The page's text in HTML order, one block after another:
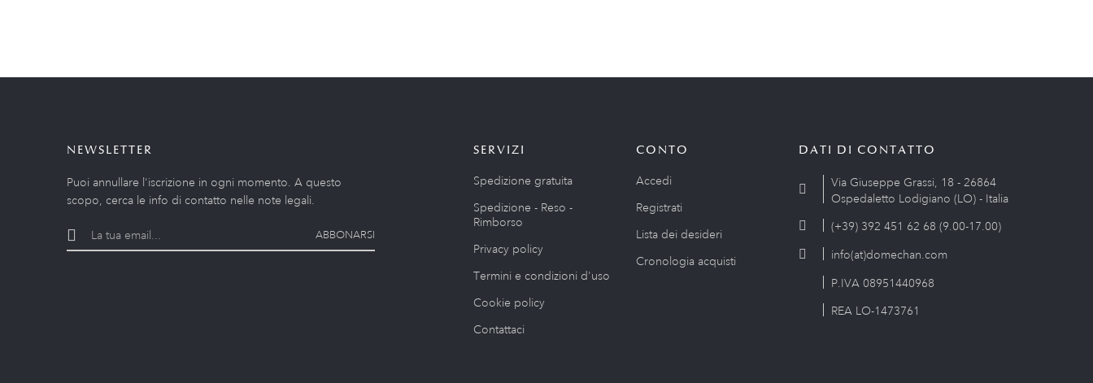
NEWSLETTER
Puoi annullare l'iscrizione in ogni momento. A questo
scopo, cerca le info di contatto nelle note legali.
ABBONARSI
SERVIZI
Spedizione gratuita
Spedizione - Reso -
Rimborso
Privacy policy
Termini e condizioni d'uso
Cookie policy
Contattaci
CONTO
Accedi
Registrati
Lista dei desideri
Cronologia acquisti
DATI DI CONTATTO
Via Giuseppe Grassi, 18 - 26864
Ospedaletto Lodigiano (LO) - Italia
(+39) 392 451 62 68 (9.00-17.00)
info(at)domechan.com
P.IVA 08951440968
REA LO-1473761